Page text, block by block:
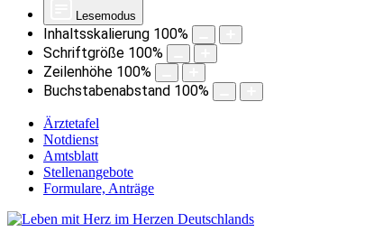
Lesemodus
Inhaltsskalierung 100%
Schriftgröße 100%
Zeilenhöhe 100%
Buchstabenabstand 100%
Ärztetafel
Notdienst
Amtsblatt
Stellenangebote
Formulare, Anträge